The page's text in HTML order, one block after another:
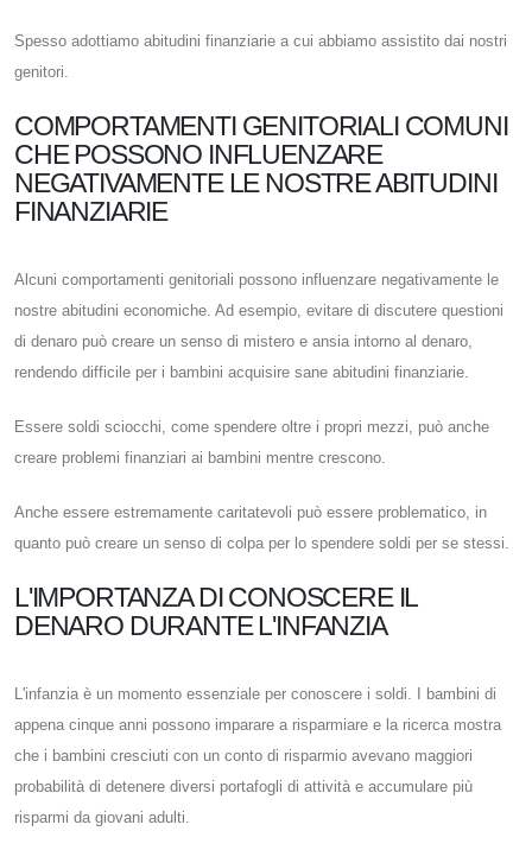
Spesso adottiamo abitudini finanziarie a cui abbiamo assistito dai nostri
genitori.
COMPORTAMENTI GENITORIALI COMUNI
CHE POSSONO INFLUENZARE
NEGATIVAMENTE LE NOSTRE ABITUDINI
FINANZIARIE
Alcuni comportamenti genitoriali possono influenzare negativamente le
nostre abitudini economiche. Ad esempio, evitare di discutere questioni
di denaro può creare un senso di mistero e ansia intorno al denaro,
rendendo difficile per i bambini acquisire sane abitudini finanziarie.
Essere soldi sciocchi, come spendere oltre i propri mezzi, può anche
creare problemi finanziari ai bambini mentre crescono.
Anche essere estremamente caritatevoli può essere problematico, in
quanto può creare un senso di colpa per lo spendere soldi per se stessi.
L'IMPORTANZA DI CONOSCERE IL
DENARO DURANTE L'INFANZIA
L'infanzia è un momento essenziale per conoscere i soldi. I bambini di
appena cinque anni possono imparare a risparmiare e la ricerca mostra
che i bambini cresciuti con un conto di risparmio avevano maggiori
probabilità di detenere diversi portafogli di attività e accumulare più
risparmi da giovani adulti.